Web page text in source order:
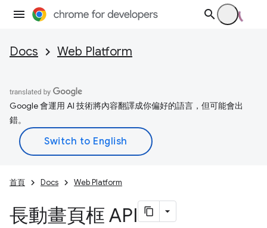
Docs Web Platform
Google 會運用 AI 技術將內容翻譯成你偏好的語言，但可能會出
錯。
首頁 Docs Web Platform
長動畫頁框 API